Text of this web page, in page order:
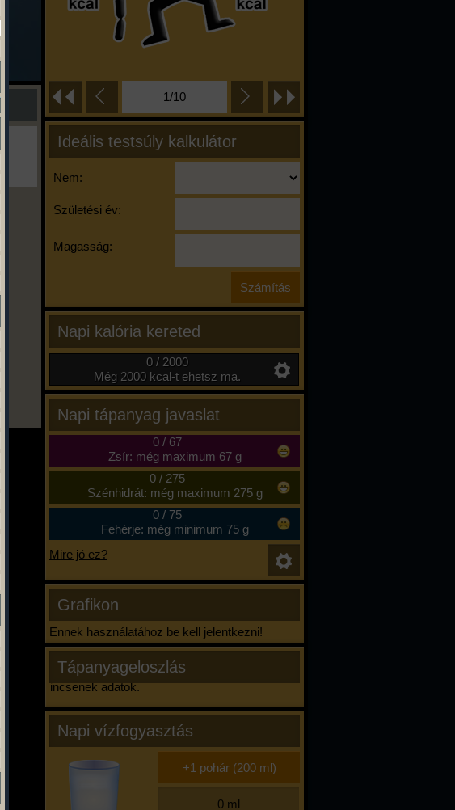
1/10
Ideális testsúly kalkulátor
Nem:
Születési év:
Magasság:
Napi kalória kereted
0 / 2000
Még 2000 kcal-t ehetsz ma.
Napi tápanyag javaslat
0/ 67
Zsír: még maximum 67 g
0/ 275
Szénhidrát: még maximum 275 g
0/ 75
Fehérje: még minimum 75 g
Mire jó ez?
Grafikon
Ennek használatához be kell jelentkezni!
Tápanyageloszlás
Nincsenek adatok.
Napi vízfogyasztás